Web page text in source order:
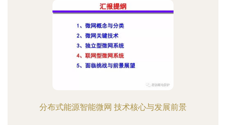
分布式能源智能微网 技术核心与发展前景